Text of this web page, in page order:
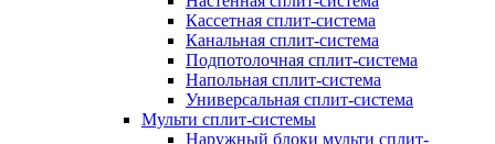
Кассетная сплит-система
Канальная сплит-система
Подпотолочная сплит-система
Напольная сплит-система
Универсальная сплит-система
Мульти сплит-системы
Наружный блоки мульти сплит-